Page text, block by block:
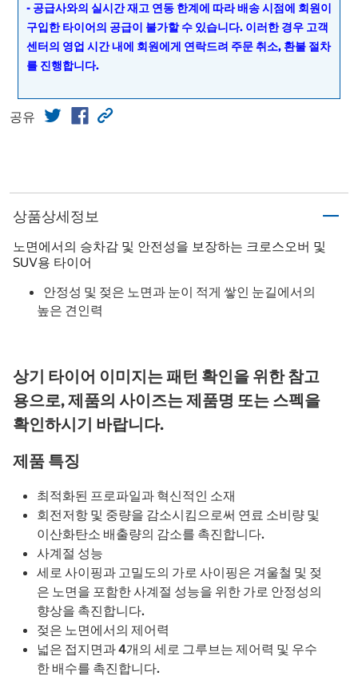
- 공급사와의 실시간 재고 연동 한계에 따라 배송 시점에 회원이
구입한 타이어의 공급이 불가할 수 있습니다. 이러한 경우 고객
센터의 영업 시간 내에 회원에게 연락드려 주문 취소, 환불 절차
를 진행합니다.
공유
상품상세정보
노면에서의 승차감 및 안전성을 보장하는 크로스오버 및
SUV용 타이어
안정성 및 젖은 노면과 눈이 적게 쌓인 눈길에서의
높은 견인력
상기 타이어 이미지는 패턴 확인을 위한 참고
용으로, 제품의 사이즈는 제품명 또는 스펙을
확인하시기 바랍니다.
제품 특징
최적화된 프로파일과 혁신적인 소재
회전저항 및 중량을 감소시킴으로써 연료 소비량 및
이산화탄소 배출량의 감소를 촉진합니다.
사계절 성능
세로 사이핑과 고밀도의 가로 사이핑은 겨울철 및 젖
은 노면을 포함한 사계절 성능을 위한 가로 안정성의
향상을 촉진합니다.
젖은 노면에서의 제어력
넓은 접지면과 4개의 세로 그루브는 제어력 및 우수
한 배수를 촉진합니다.